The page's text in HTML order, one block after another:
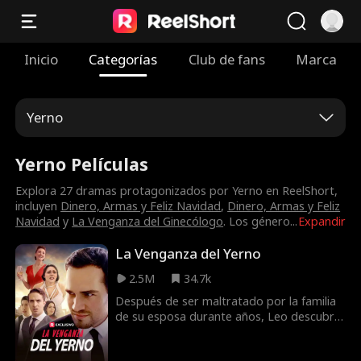
Inicio Categorías Club de fans Marca
Yerno
Yerno Películas
Expandir
Explora 27 dramas protagonizados por Yerno en ReelShort,
incluyen Dinero, Armas y Feliz Navidad, Dinero, Armas y Feliz
Navidad y La Venganza del Ginecólogo. Los género...
La Venganza del Yerno
2.5M
34.7k
Después de ser maltratado por la familia
de su esposa durante años, Leo descubre